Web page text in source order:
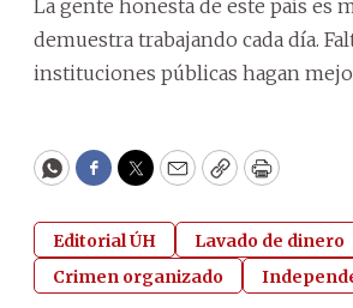
La gente honesta de este país es
demuestra trabajando cada día.
instituciones públicas hagan
WhatsApp
Facebook
Twitter
EmailCopyPrint
Editorial ÚH
Lavado de dinero
Crimen organizado